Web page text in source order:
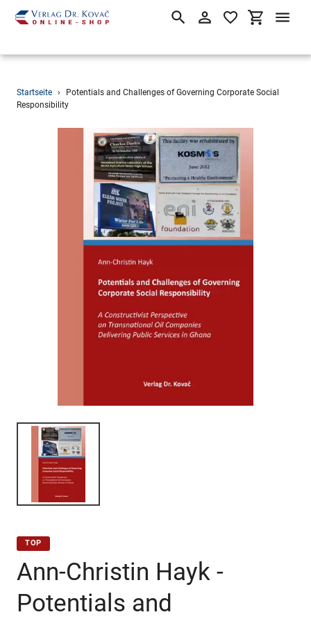
Direkt
zum
SuchenEinloggen
Startseite ›
Potentials and Challenges of Governing Corporate Social
Responsibility
TOP
Ann-Christin Hayk -
Potentials and